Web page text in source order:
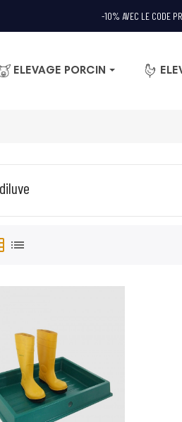
-10% AVEC LE CODE
ELEVAGE PORCIN
list